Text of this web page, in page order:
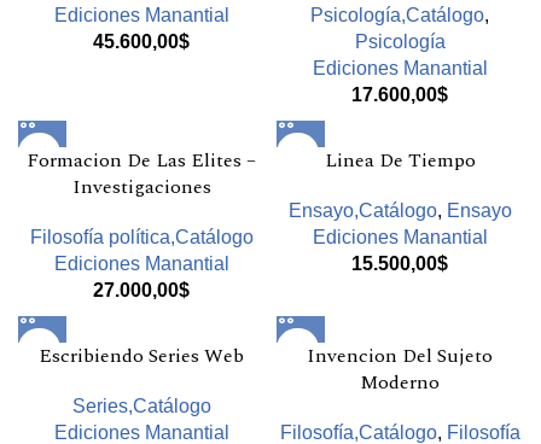
Ediciones Manantial
45.600,00$
Psicología,Catálogo,
Psicología
Ediciones Manantial
17.600,00$
Formacion De Las Elites –
Investigaciones
Filosofía política,Catálogo
Ediciones Manantial
27.000,00$
Linea De Tiempo
Ensayo,Catálogo, Ensayo
Ediciones Manantial
15.500,00$
Escribiendo Series Web
Series,Catálogo
Ediciones Manantial
Invencion Del Sujeto
Moderno
Filosofía,Catálogo, Filosofía